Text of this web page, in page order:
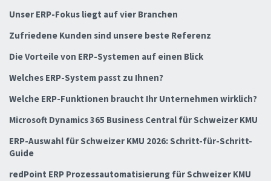
Unser ERP-Fokus liegt auf vier Branchen
Zufriedene Kunden sind unsere beste Referenz
Die Vorteile von ERP-Systemen auf einen Blick
Welches ERP-System passt zu Ihnen?
Welche ERP-Funktionen braucht Ihr Unternehmen wirklich?
Microsoft Dynamics 365 Business Central für Schweizer KMU
ERP-Auswahl für Schweizer KMU 2026: Schritt-für-Schritt-
Guide
redPoint ERP Prozessautomatisierung für Schweizer KMU